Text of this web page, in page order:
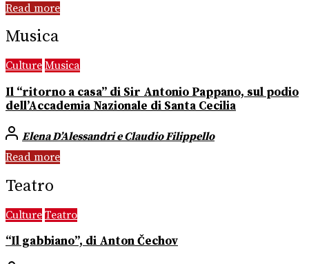
Read more
Musica
Culture Musica
Il “ritorno a casa” di Sir Antonio Pappano, sul podio
dell’Accademia Nazionale di Santa Cecilia
Elena D’Alessandri e Claudio Filippello
Read more
Teatro
Culture Teatro
“Il gabbiano”, di Anton Čechov